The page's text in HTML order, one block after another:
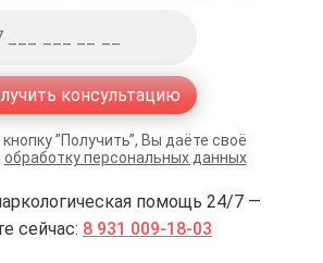
консультацию
”Получить”, Вы даёте своё
обработку персональных данных
помощь 24/7 —
сейчас: 8 931 009-18-03